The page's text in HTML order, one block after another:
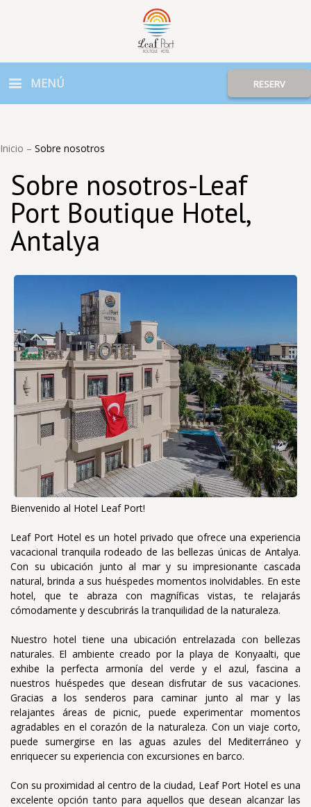
MENÚ RESERV
Inicio – Sobre nosotros
Sobre nosotros-Leaf
Port Boutique Hotel,
Antalya
Bienvenido al Hotel Leaf Port!
Leaf Port Hotel es un hotel privado que ofrece una experiencia
vacacional tranquila rodeado de las bellezas únicas de Antalya.
Con su ubicación junto al mar y su impresionante cascada
natural, brinda a sus huéspedes momentos inolvidables. En este
hotel, que te abraza con magníficas vistas, te relajarás
cómodamente y descubrirás la tranquilidad de la naturaleza.
Nuestro hotel tiene una ubicación entrelazada con bellezas
naturales. El ambiente creado por la playa de Konyaalti, que
exhibe la perfecta armonía del verde y el azul, fascina a
nuestros huéspedes que desean disfrutar de sus vacaciones.
Gracias a los senderos para caminar junto al mar y las
relajantes áreas de picnic, puede experimentar momentos
agradables en el corazón de la naturaleza. Con un viaje corto,
puede sumergirse en las aguas azules del Mediterráneo y
enriquecer su experiencia con excursiones en barco.
Con su proximidad al centro de la ciudad, Leaf Port Hotel es una
excelente opción tanto para aquellos que desean alcanzar las